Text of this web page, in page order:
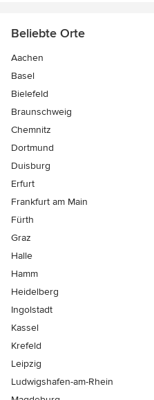
Beliebte Orte
Aachen
Basel
Bielefeld
Braunschweig
Chemnitz
Dortmund
Duisburg
Erfurt
Frankfurt am Main
Fürth
Graz
Halle
Hamm
Heidelberg
Ingolstadt
Kassel
Krefeld
Leipzig
Ludwigshafen-am-Rhein